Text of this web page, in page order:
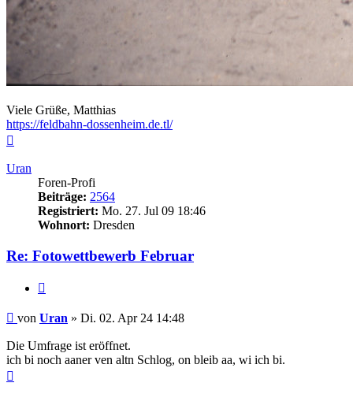
Viele Grüße, Matthias
https://feldbahn-dossenheim.de.tl/
Uran
Foren-Profi
Beiträge: 2564
Registriert: Mo. 27. Jul 09 18:46
Wohnort: Dresden
Re: Fotowettbewerb Februar
Beitrag
von Uran » Di. 02. Apr 24 14:48
Die Umfrage ist eröffnet.
ich bi noch aaner ven altn Schlog, on bleib aa, wi ich bi.